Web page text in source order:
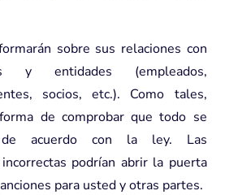
sobre sus relaciones con
y entidades (empleados,
socios, etc.). Como tales,
de comprobar que todo se
de acuerdo con la ley. Las
podrían abrir la puerta
para usted y otras partes.